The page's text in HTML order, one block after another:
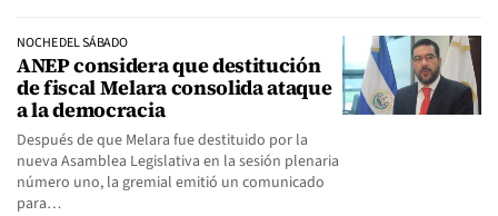
NOCHE DEL SÁBADO
ANEP considera que destitución
de fiscal Melara consolida ataque
a la democracia
Después de que Melara fue destituido por la
nueva Asamblea Legislativa en la sesión plenaria
número uno, la gremial emitió un comunicado
para…